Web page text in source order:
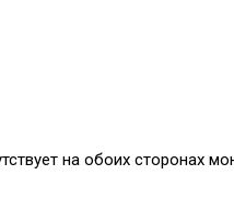
на обоих сторонах